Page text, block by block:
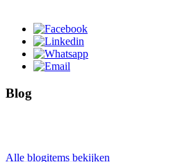
Blog
Alle blogitems bekijken